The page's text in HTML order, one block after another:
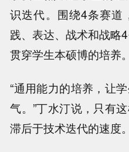
识迭代。围绕4条赛道
践、表达、战术和战略
贯穿学生本硕博的培养。
“通用能力的培养，让
气。”丁水汀说，只有
滞后于技术迭代的速度。